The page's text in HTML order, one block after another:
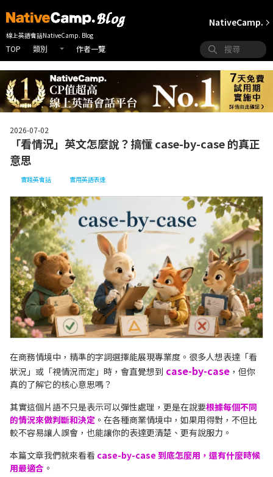
線上英語會話NativeCamp. Blog
TOP 類別 作者一覽
NativeCamp.
2026-07-02
「看情況」英文怎麼說？搞懂 case-by-case 的真正
意思
實踐英會話 實用英語表達
在商務情境中，精準的字詞選擇能展現專業度。很多人想表達「看
狀況」或「視情況而定」時，會直覺想到 case-by-case ，但你
真的了解它的核心意思嗎？
其實這個片語不只是表示可以彈性處理，更是在說要根據每個不同
的情況來做判斷和決定 。在各種商業情境中，如果用得對，不但比
較不容易讓人誤會，也能讓你的表達更清楚、更有說服力。
本篇文章我們就來看看 case-by-case 到底怎麼用，還有什麼時候
用最適合 。